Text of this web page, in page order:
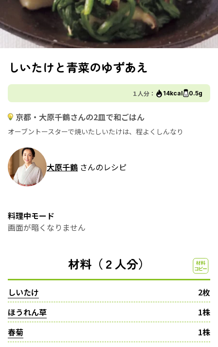
しいたけと青菜のゆずあえ
１人分： 14kcal 0.5g
京都・大原千鶴さんの2皿で和ごはん
オーブントースターで焼いたしいたけは、程よくしんなり
大原千鶴 さんのレシピ
料理中モード
画面が暗くなりません
材料（２人分）
しいたけ
2枚
ほうれん草
1株
春菊
1株